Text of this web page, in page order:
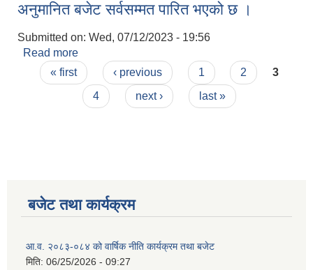
अनुमानित बजेट सर्वसम्‍मत पारित भएको छ ।
Submitted on: Wed, 07/12/2023 - 19:56
Read more
गाँउपालिकाले आ.व. २०८०/८१ का लागि ल्‍याइएको अनुमानित
बजेट सर्वसम्‍मत पारित भएको छ ।
Pages
« first ‹ previous 1 2
3
4
next › last »
बजेट तथा कार्यक्रम
आ.व. २०८३-०८४ को वार्षिक नीति कार्यक्रम तथा बजेट
मिति: 06/25/2026 - 09:27